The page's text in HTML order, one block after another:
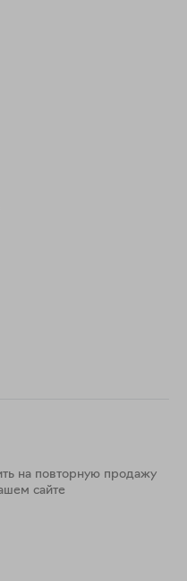
на повторную продажу
сайте